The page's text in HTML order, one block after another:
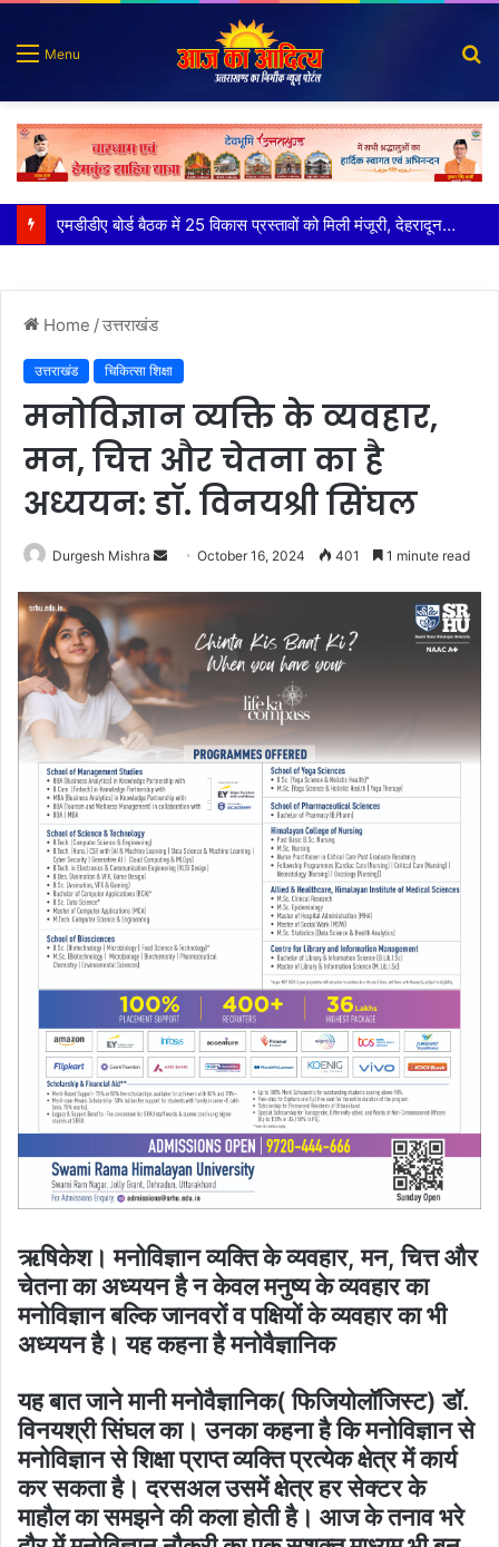
Menu
मुख्य सचिव ने अंडरग्राउंड विद्युत लाइन परियोजना का प्रस्ताव तैयार करने के दिये निर्देश
Home /उत्तराखंड
उत्तराखंड चिकित्सा शिक्षा
मनोविज्ञान व्य​क्ति के व्यवहार,
मन, चित्त और चेतना का है
अध्ययन: डाॅ. विनयश्री सिंघल
Durgesh Mishra
Send
email
October 16, 2024 401 1 minute read
ऋ​षिकेश। मनोविज्ञान व्य​क्ति के व्यवहार, मन, चित्त और
चेतना का अध्ययन है न केवल मनुष्य के व्यवहार का
मनोविज्ञान ब​ल्कि जानवरों व प​क्षियों के व्यवहार का भी
अध्ययन है। यह कहना है मनोवैज्ञानिक
यह बात जाने मानी मनोवैज्ञानिक( फिजियोलॉ​जिस्ट) डॉ.
विनयश्री सिंघल का। उनका कहना है कि मनोविज्ञान से
मनोविज्ञान से ​शिक्षा प्राप्त व्य​क्ति प्रत्येक क्षेत्र में कार्य
कर सकता है। दरसअल उसमें क्षेत्र हर सेक्टर के
माहौल का समझने की कला होती है। आज के तनाव भरे